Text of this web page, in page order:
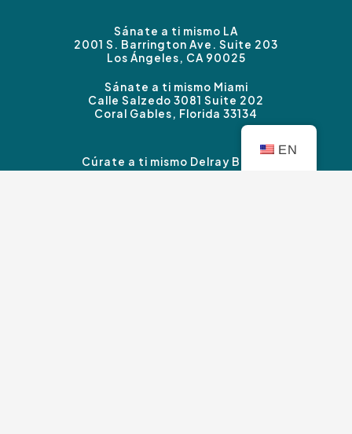
Sánate a ti mismo LA
2001 S. Barrington Ave. Suite 203
Los Ángeles, CA 90025
Sánate a ti mismo Miami
Calle Salzedo 3081 Suite 202
Coral Gables, Florida 33134
Cúrate a ti mismo Delray Beach
3339 Carretera Federal #B
EN